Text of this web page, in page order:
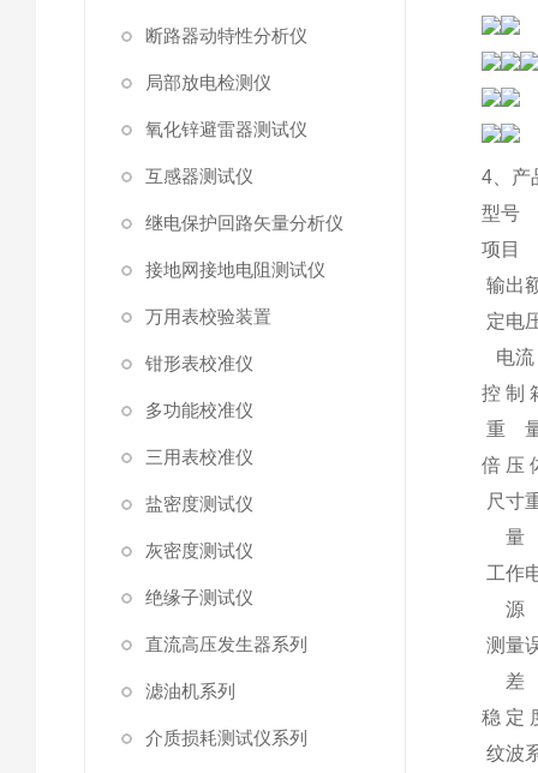
断路器动特性分析仪
局部放电检测仪
氧化锌避雷器测试仪
互感器测试仪
继电保护回路矢量分析仪
接地网接地电阻测试仪
万用表校验装置
钳形表校准仪
多功能校准仪
三用表校准仪
盐密度测试仪
灰密度测试仪
绝缘子测试仪
直流高压发生器系列
滤油机系列
介质损耗测试仪系列
4、产
型号
项目
输出
定电
电流
控 制
重
倍 压
尺寸
量
工作
源
测量
差
稳 定
纹波